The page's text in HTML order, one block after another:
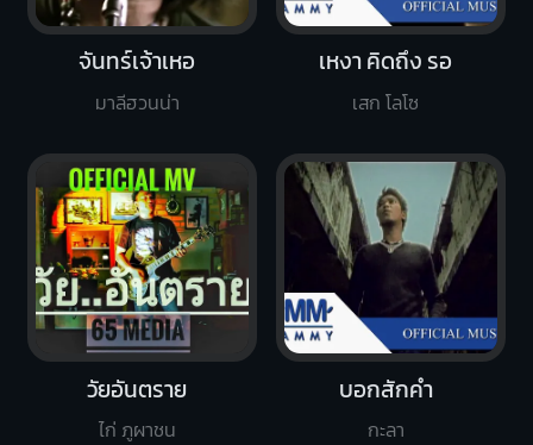
จันทร์เจ้าเหอ
มาลีฮวนน่า
เหงา คิดถึง รอ
เสก โลโซ
วัยอันตราย
ไก่ ภูผาชน
บอกสักคำ
กะลา